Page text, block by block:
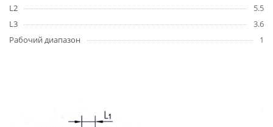
L2
5.5
L3
3.6
Рабочий диапазон
1